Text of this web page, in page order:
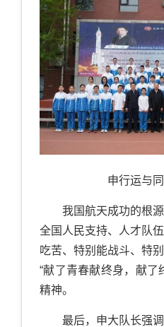
申行运与
我国航天成功的根
全国人民支持、人才队
吃苦、特别能战斗、特
“献了青春献终身，献了
精神。
最后，申大队长强